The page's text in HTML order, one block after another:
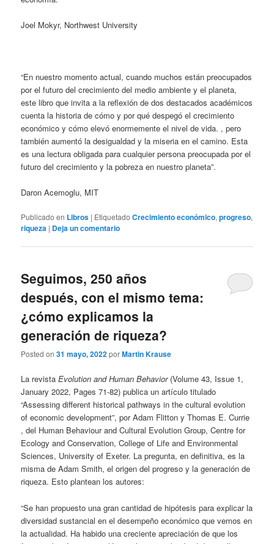
Joel Mokyr, Northwest University
“En nuestro momento actual, cuando muchos están preocupados
por el futuro del crecimiento del medio ambiente y el planeta,
este libro que invita a la reflexión de dos destacados académicos
cuenta la historia de cómo y por qué despegó el crecimiento
económico y cómo elevó enormemente el nivel de vida. , pero
también aumentó la desigualdad y la miseria en el camino. Esta
es una lectura obligada para cualquier persona preocupada por el
futuro del crecimiento y la pobreza en nuestro planeta”.
Daron Acemoglu, MIT
Publicado en Libros | Etiquetado Crecimiento económico,progreso,
riqueza | Deja un comentario
Seguimos, 250 años
después, con el mismo tema:
¿cómo explicamos la
generación de riqueza?
Posted on31 mayo, 2022porMartin Krause
La revistaEvolution and Human Behavior(Volume 43, Issue 1,
January 2022, Pages 71-82) publica un artículo titulado
“Assessing different historical pathways in the cultural evolution
of economic development”, por Adam Flitton y Thomas E. Currie
, del Human Behaviour and Cultural Evolution Group, Centre for
Ecology and Conservation, College of Life and Environmental
Sciences, University of Exeter. La pregunta, en definitiva, es la
misma de Adam Smith, el origen del progreso y la generación de
riqueza. Esto plantean los autores:
“Se han propuesto una gran cantidad de hipótesis para explicar la
diversidad sustancial en el desempeño económico que vemos en
la actualidad. Ha habido una creciente apreciación de que los